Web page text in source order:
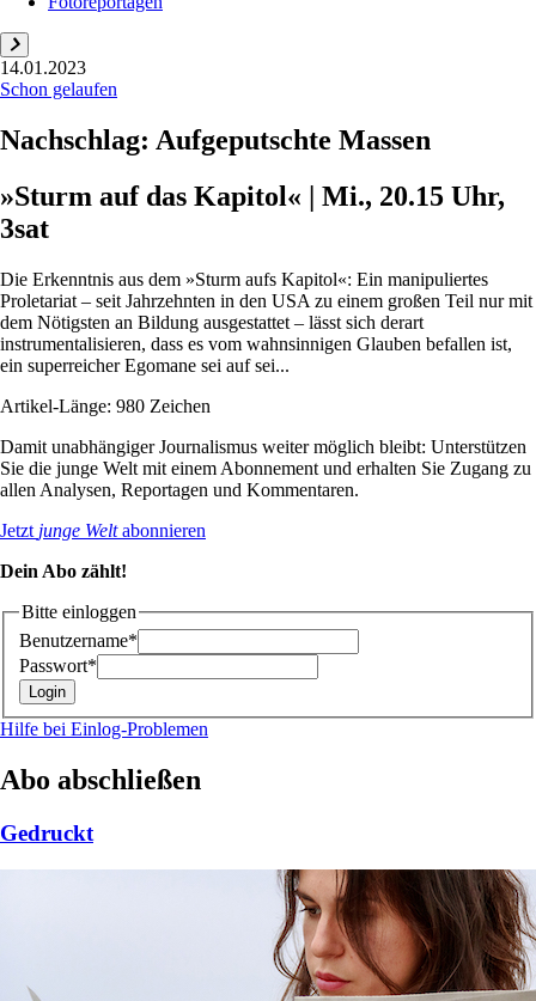
14.01.2023
Schon gelaufen
Nachschlag: Aufgeputschte Massen
»Sturm auf das Kapitol« | Mi., 20.15 Uhr,
3sat
Die Erkenntnis aus dem »Sturm aufs Kapitol«: Ein manipuliertes
Proletariat – seit Jahrzehnten in den USA zu einem großen Teil nur mit
dem Nötigsten an Bildung ausgestattet – lässt sich derart
instrumentalisieren, dass es vom wahnsinnigen Glauben befallen ist,
ein superreicher Egomane sei auf sei...
Artikel-Länge: 980 Zeichen
Damit unabhängiger Journalismus weiter möglich bleibt: Unterstützen
Sie die junge Welt mit einem Abonnement und erhalten Sie Zugang zu
allen Analysen, Reportagen und Kommentaren.
Jetzt junge Weltabonnieren
Dein Abo zählt!
Bitte einloggen
Benutzername*
Passwort*
Hilfe bei Einlog-Problemen
Abo abschließen
Gedruckt